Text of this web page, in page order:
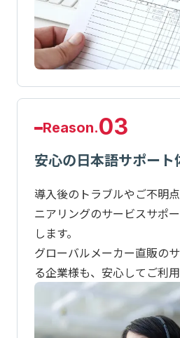
Reason.03
安心の日本語サポート
導入後のトラブルやご不明
ニアリングのサービスサポ
します。
グローバルメーカー直販の
る企業様も、安心してご利用